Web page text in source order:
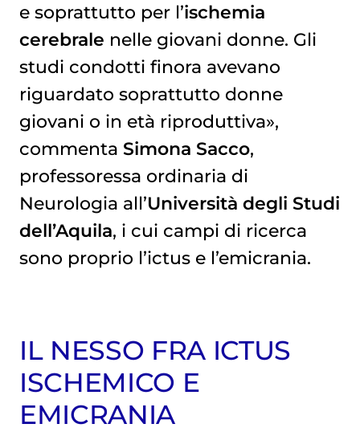
e soprattutto per l’ischemia
cerebrale nelle giovani donne. Gli
studi condotti finora avevano
riguardato soprattutto donne
giovani o in età riproduttiva»,
commenta Simona Sacco,
professoressa ordinaria di
Neurologia all’Università degli Studi
dell’Aquila, i cui campi di ricerca
sono proprio l’ictus e l’emicrania.
IL NESSO FRA ICTUS
ISCHEMICO E
EMICRANIA